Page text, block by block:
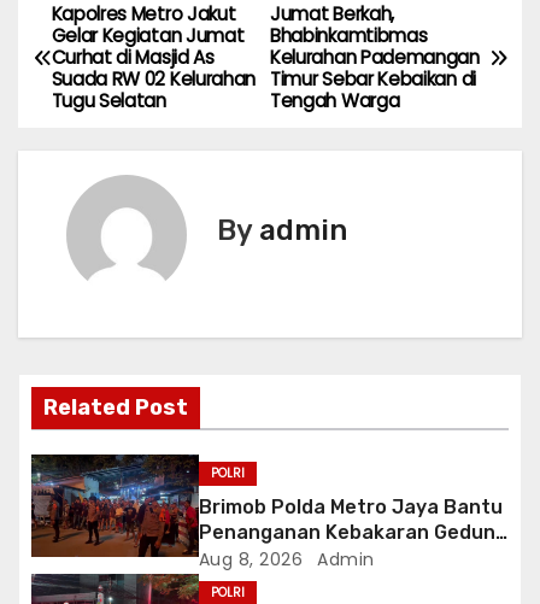
P
o
v
i
g
a
t
i
Jumat Berkah,
Bhabinkamtibmas
Kelurahan Pademangan
Timur Sebar Kebaikan di
Tengah Warga
Kapolres Metro Jakut
Gelar Kegiatan Jumat
Curhat di Masjid As
Suada RW 02 Kelurahan
Tugu Selatan
By admin
Related Post
POLRI
Brimob Polda Metro Jaya Bantu
Penanganan Kebakaran Gedung
Bapenda DKI
Aug 8, 2026 Admin
POLRI